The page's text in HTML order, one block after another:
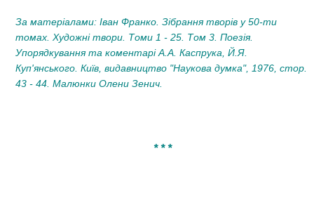
За матеріалами: Іван Франко. Зібрання творів у 50-ти
томах. Художні твори. Томи 1 - 25. Том 3. Поезія.
Упорядкування та коментарі А.А. Каспрука, Й.Я.
Куп'янського. Київ, видавництво "Наукова думка", 1976, стор.
43 - 44. Малюнки Олени Зенич.
* * *